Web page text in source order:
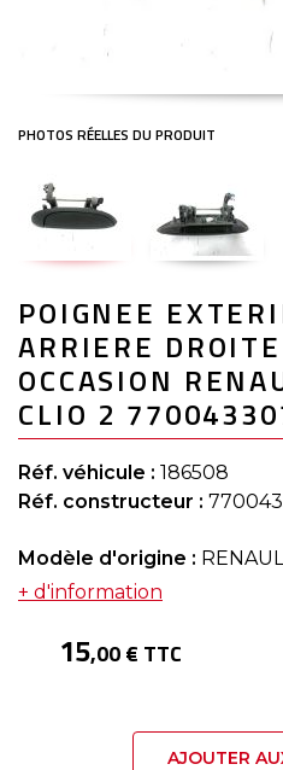
to
the
beginning
of
the
images
gallery
POIGNEE
ARRIERE DROITE
OCCASION
CLIO 2
Réf. véhicule : 186508
Réf. constructeur :
Modèle d'origine :
+ d'information
15,00 € TTC
AJOUTER